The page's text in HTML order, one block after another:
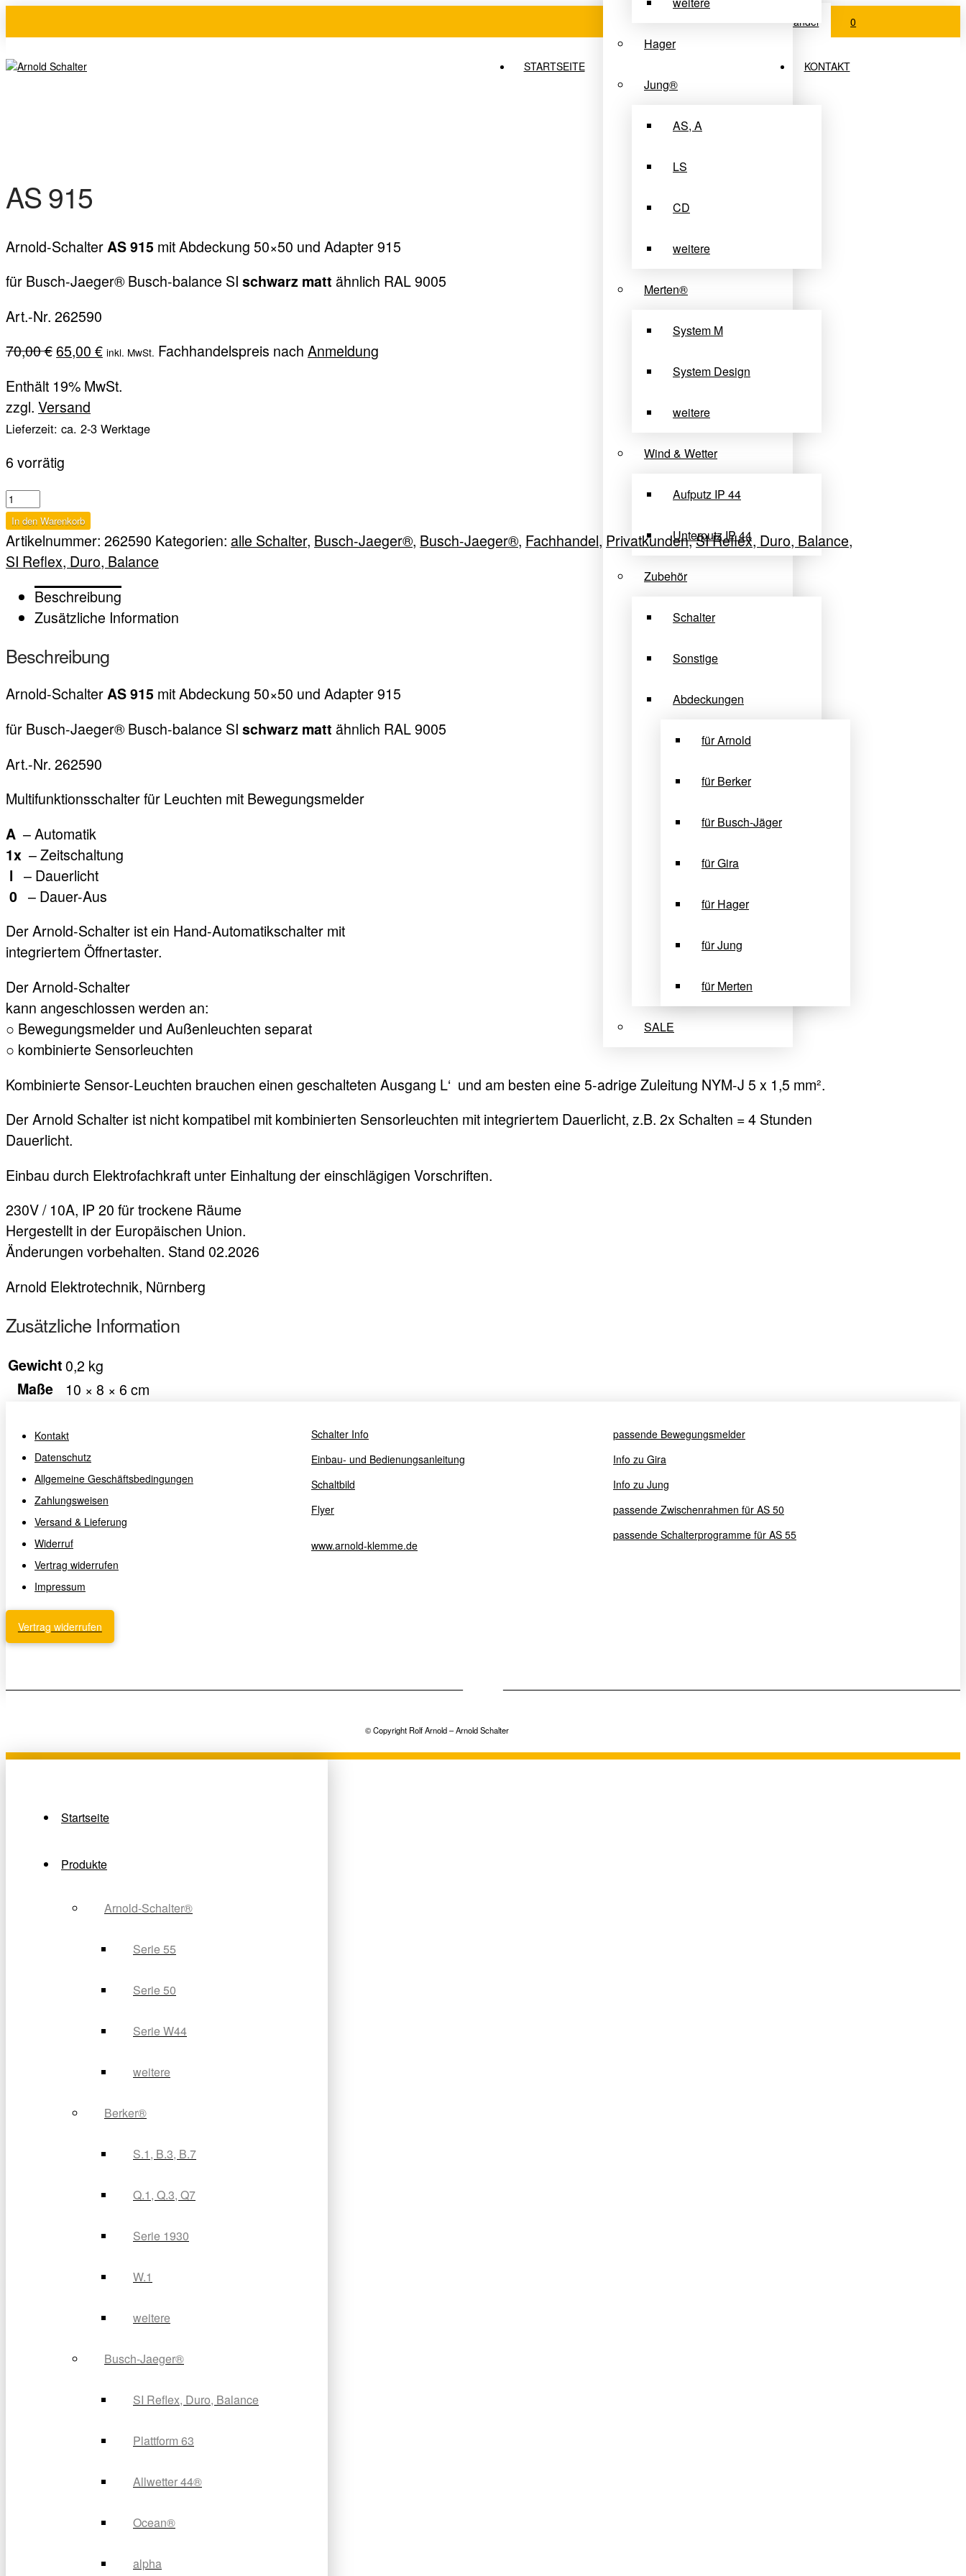
Login Fachhandel 0
STARTSEITE
Hager
Jung®
AS, A
LS
CD
weitere
Merten®
System M
System Design
weitere
Wind & Wetter
Aufputz IP 44
Unterputz IP 44
Zubehör
Schalter
Sonstige
Abdeckungen
für Arnold
für Berker
für Busch-Jäger
für Gira
für Hager
für Jung
für Merten
SALE
KONTAKT
AS 915
Arnold-Schalter AS 915 mit Abdeckung 50×50 und Adapter 915
für Busch-Jaeger® Busch-balance SI schwarz matt ähnlich RAL 9005
Art.-Nr. 262590
70,00€Ursprünglicher
war:
70,00 €
65,00 €Aktueller
ist:
inkl. MwSt. Fachhandelspreis nach Anmeldung
Enthält 19% MwSt.
zzgl. Versand
Lieferzeit: ca. 2-3 Werktage
6 vorrätig
AS
915
Menge
In den Warenkorb
Artikelnummer: 262590 Kategorien: alle Schalter, Busch-Jaeger®, Busch-Jaeger®, Fachhandel, Privatkunden,SI Reflex, Duro, Balance,
SI Reflex, Duro, Balance
Beschreibung
Zusätzliche Information
Beschreibung
Arnold-SchalterAS 915 mit Abdeckung 50×50 und Adapter 915
für Busch-Jaeger® Busch-balance SI schwarz matt ähnlich RAL 9005
Art.-Nr. 262590
Multifunktionsschalter für Leuchten mit Bewegungsmelder
A – Automatik
1x – Zeitschaltung
l – Dauerlicht
0 – Dauer-Aus
Der Arnold-Schalter ist ein Hand-Automatikschalter mit
integriertem Öffnertaster.
Der Arnold-Schalter
kann angeschlossen werden an:
○ Bewegungsmelder und Außenleuchten separat
○ kombinierte Sensorleuchten
Kombinierte Sensor-Leuchten brauchen einen geschalteten Ausgang L‘ und am besten eine 5-adrige Zuleitung NYM-J 5 x 1,5 mm².
Der Arnold Schalter ist nicht kompatibel mit kombinierten Sensorleuchten mit integriertem Dauerlicht, z.B. 2x Schalten = 4 Stunden
Dauerlicht.
Einbau durch Elektrofachkraft unter Einhaltung der einschlägigen Vorschriften.
230V / 10A, IP 20 für trockene Räume
Hergestellt in der Europäischen Union.
Änderungen vorbehalten. Stand 02.2026
Arnold Elektrotechnik, Nürnberg
Zusätzliche Information
Gewicht0,2 kg
Maße 10 × 8 × 6 cm
Kontakt
Datenschutz
Allgemeine Geschäftsbedingungen
Zahlungsweisen
Versand & Lieferung
Widerruf
Vertrag widerrufen
Impressum
Vertrag widerrufen
Schalter Info
Einbau- und Bedienungsanleitung
Schaltbild
Flyer
www.arnold-klemme.de
passende Bewegungsmelder
Info zu Gira
Info zu Jung
passende Zwischenrahmen für AS 50
passende Schalterprogramme für AS 55
© Copyright Rolf Arnold – Arnold Schalter
Startseite
Produkte
Arnold-Schalter®
Serie 55
Serie 50
Serie W44
weitere
Berker®
S.1, B.3, B.7
Q.1, Q.3, Q7
Serie 1930
W.1
weitere
Busch-Jaeger®
SI Reflex, Duro, Balance
Plattform 63
Allwetter 44®
Ocean®
alpha